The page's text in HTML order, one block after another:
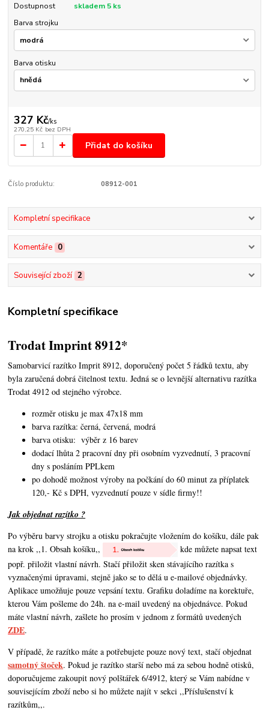
Dostupnost
skladem 5 ks
Barva strojku
Barva otisku
327 Kč/ks
270,25 Kč bez DPH
Přidat do košíku
Číslo produktu: 08912-001
Kompletní specifikace
Komentáře 0
Související zboží 2
Kompletní specifikace
Trodat Imprint 8912*
Samobarvicí razítko Imprit 8912, doporučený počet 5 řádků textu,aby
byla zaručená dobrá čitelnost textu. Jedná se o levnější alternativu razítka
Trodat 4912 od stejného výrobce.
rozměr otisku je max 47x18 mm
barva razítka: černá, červená, modrá
barva otisku: výběr z 16 barev
dodací lhůta 2 pracovní dny při osobním vyzvednutí, 3 pracovní
dny s posláním PPLkem
po dohodě možnost výroby na počkání do 60 minut za příplatek
120,- Kč s DPH, vyzvednutí pouze v sídle firmy!!
Jak objednat razítko ?
Po výběru barvy strojku a otisku pokračujte vložením do košíku, dále pak
na krok ,,1. Obsah košíku,,
kde můžete napsat text
popř. přiložit vlastní návrh. Stačí přiložit sken stávajícího razítka s
vyznačenými úpravami, stejně jako se to dělá u e-mailové objednávky.
Aplikace umožňuje pouze vepsání textu. Grafiku doladíme na korektuře,
kterou Vám pošleme do 24h. na e-mail uvedený na objednávce. Pokud
máte vlastní návrh,zašlete ho prosím v jednom z formátů uvedených
ZDE.
V případě, že razítko máte a potřebujete pouze nový text, stačí objednat
samotný štoček. Pokud je razítko starší nebo má za sebou hodně otisků,
doporučujeme zakoupit nový polštářek 6/4912, který se Vám nabídne v
souvisejícím zboží nebo si ho můžete najít v sekci ,,Příslušenství k
razítkům,,.